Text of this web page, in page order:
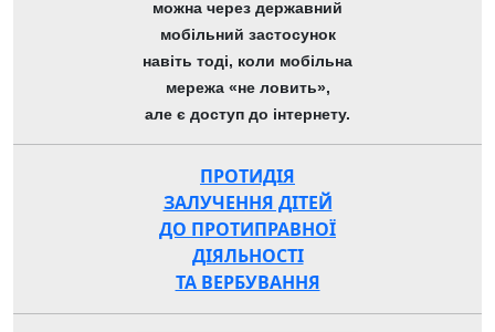
можна через державний
мобільний застосунок
навіть тоді, коли мобільна
мережа «не ловить»,
але є доступ до інтернету.
ПРОТИДІЯ
ЗАЛУЧЕННЯ ДІТЕЙ
ДО ПРОТИПРАВНОЇ
ДІЯЛЬНОСТІ
ТА ВЕРБУВАННЯ